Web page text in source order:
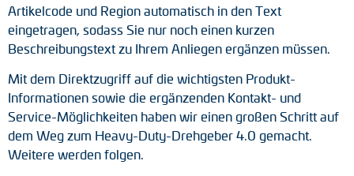
Artikelcode und Region automatisch in den Text
eingetragen, sodass Sie nur noch einen kurzen
Beschreibungstext zu Ihrem Anliegen ergänzen müssen.
Mit dem Direktzugriff auf die wichtigsten Produkt-
Informationen sowie die ergänzenden Kontakt- und
Service-Möglichkeiten haben wir einen großen Schritt auf
dem Weg zum Heavy-Duty-Drehgeber 4.0 gemacht.
Weitere werden folgen.